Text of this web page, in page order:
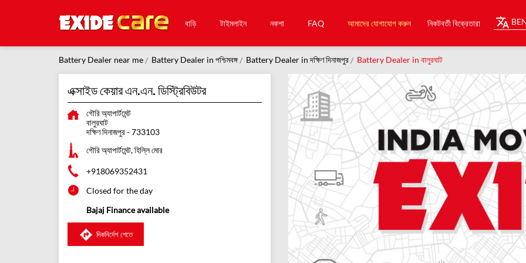
বাড়ি টাইমলাইন নকশা FAQ আমাদের যোগাযোগ করুন নিকটবর্তী বিক্রেতারা
Battery Dealer near me Battery Dealer in পশ্চিমবঙ্গ Battery Dealer in দক্ষিণ দিনাজপুর Battery Dealer in বালুরঘাট
এক্সাইড কেয়ার এন.এন. ডিস্ট্রিবিউটর
গৌরি অ্যাপার্টমেন্ট
বালুরঘাট
দক্ষিণ দিনাজপুর-733103
গৌরি অ্যাপার্টমেন্ট, হিল্লি মোর
+918069352431
Closed for the day
Bajaj Finance available
দিকনির্দেশ পেতে